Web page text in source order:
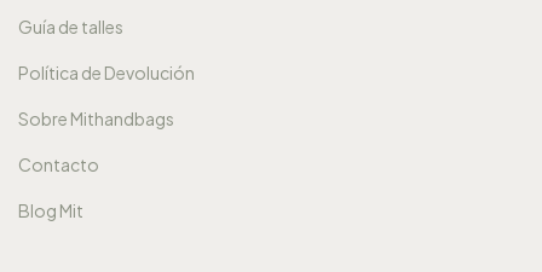
Guía de talles
Política de Devolución
Sobre Mithandbags
Contacto
Blog Mit